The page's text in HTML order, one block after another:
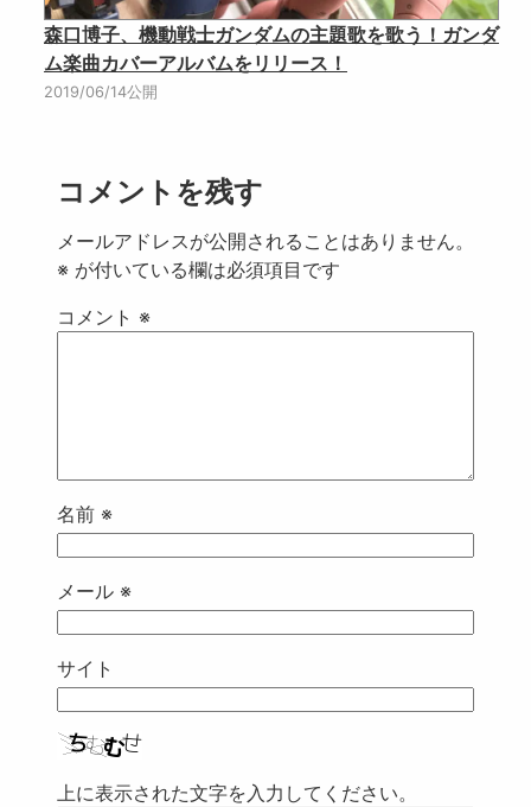
森口博子、機動戦士ガンダムの主題歌を歌う！ガンダ
ム楽曲カバーアルバムをリリース！
2019/06/14公開
コメントを残す
メールアドレスが公開されることはありません。
※ が付いている欄は必須項目です
コメント ※
名前 ※
メール ※
サイト
上に表示された文字を入力してください。